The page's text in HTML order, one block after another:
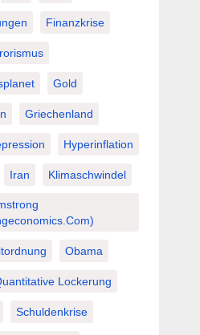
Finanzkrise
Gold
Griechenland
Hyperinflation
Iran Klimaschwindel
Obama
Lockerung
Schuldenkrise